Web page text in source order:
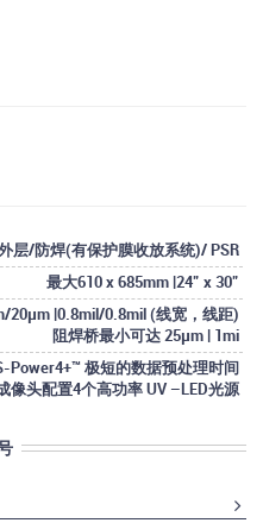
层/防焊(有保护膜收放系统)/ PSR
最大610 x 685mm |24” x 30”
20µm |0.8mil/0.8mil (线宽，线距)
阻焊桥最小可达 25µm | 1mi
Power4+™ 极短的数据预处理时间
像头配置4个高功率 UV –LED光源